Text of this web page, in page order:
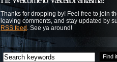
Thanks for dropping by! Feel free to join
leaving comments, and stay updated by
RSS feed. See ya around!